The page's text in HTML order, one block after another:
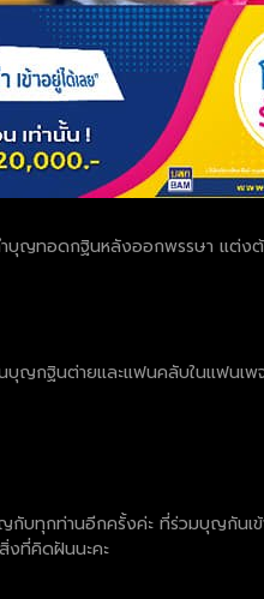
ญทอดกฐินหลังออกพรรษา แต่ง
กฐินต่ายและแฟนคลับในแฟนเพ
บทุกท่านอีกครั้งค่ะ ที่ร่วมบุญกัน
งที่คิดฝันนะคะ